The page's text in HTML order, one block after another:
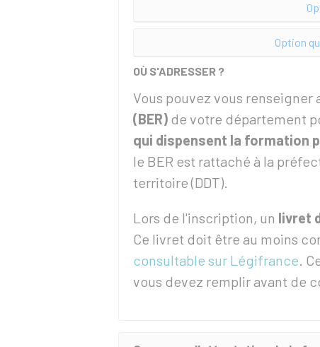
Option
OÙ S'ADRESSER ?
Vous pouvez vous renseigner
(BER) de votre département
qui dispensent la formation
le BER est rattaché à la
territoire (DDT).
Lors de l'inscription, un livret
Ce livret doit être au moins
consultable sur Légifrance.
vous devez remplir avant de